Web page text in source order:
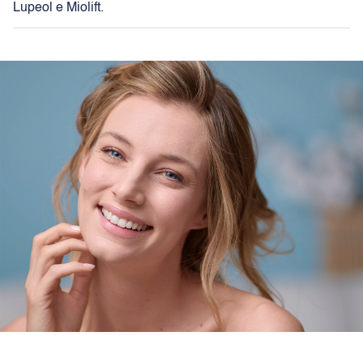
Lupeol e Miolift.